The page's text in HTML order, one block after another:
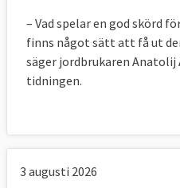
– Vad spelar en god skörd
finns något sätt att få ut
säger jordbrukaren
tidningen.
3 augusti 2026